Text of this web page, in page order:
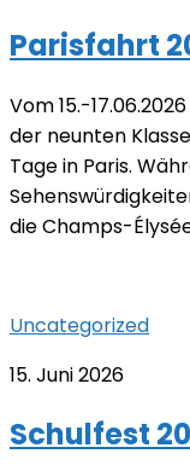
Parisfahrt
Vom 15.-
der neunten
Tage in Paris.
die Champs-
Uncategorized
15. Juni 2026
Schulfest